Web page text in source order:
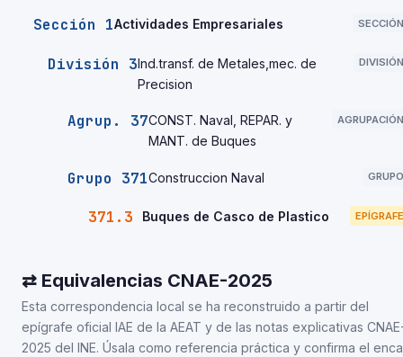
Sección 1Actividades Empresariales SECCIÓN
División 3Ind.transf. de Metales,mec. de
Precision
DIVISIÓN
Agrup. 37CONST. Naval, REPAR. y
MANT. de Buques
AGRUPACIÓN
Grupo 371Construccion Naval GRUPO
371.3 Buques de Casco de Plastico EPÍGRAFE
⇄ Equivalencias CNAE-2025
Esta correspondencia local se ha reconstruido a partir del
epígrafe oficial IAE de la AEAT y de las notas explicativas
2025 del INE. Úsala como referencia práctica y confirma el